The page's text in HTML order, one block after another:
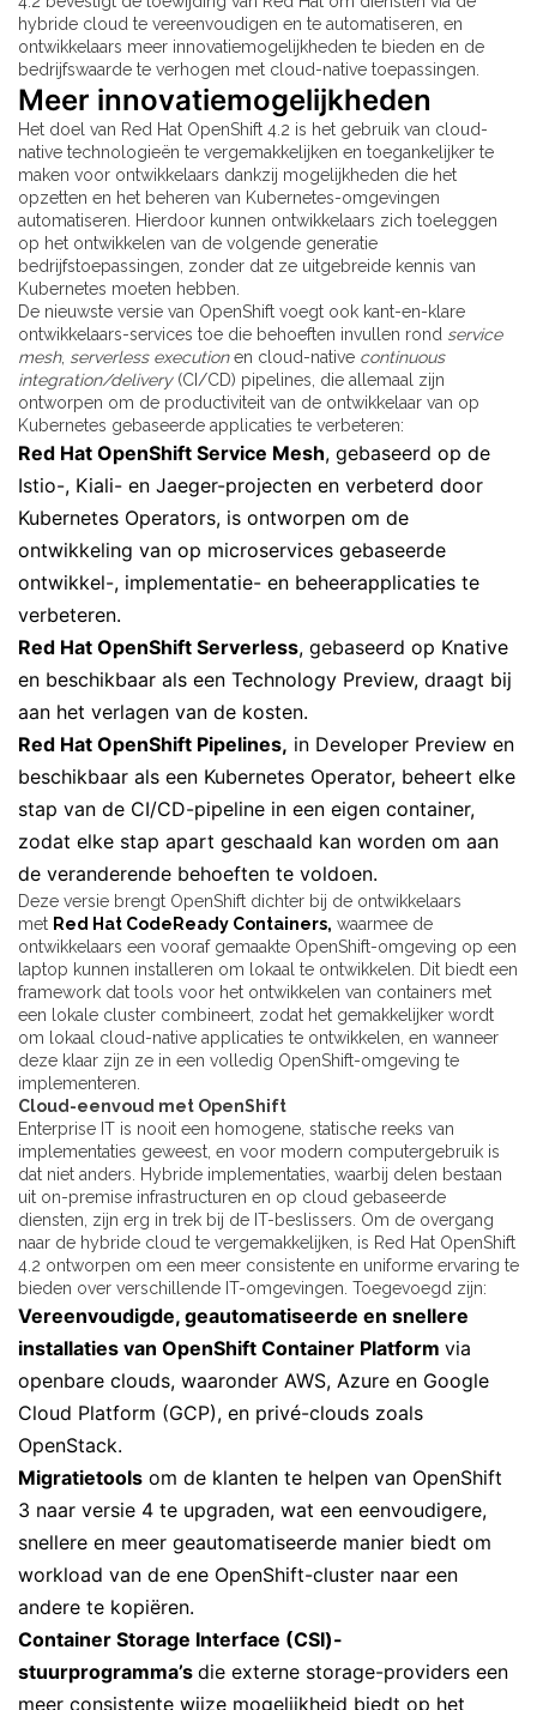
hybride cloud te vereenvoudigen en te automatiseren, en
ontwikkelaars meer innovatiemogelijkheden te bieden en de
bedrijfswaarde te verhogen met cloud-native toepassingen.
Meer innovatiemogelijkheden
Het doel van Red Hat OpenShift 4.2 is het gebruik van cloud-
native technologieën te vergemakkelijken en toegankelijker te
maken voor ontwikkelaars dankzij mogelijkheden die het
opzetten en het beheren van Kubernetes-omgevingen
automatiseren. Hierdoor kunnen ontwikkelaars zich toeleggen
op het ontwikkelen van de volgende generatie
bedrijfstoepassingen, zonder dat ze uitgebreide kennis van
Kubernetes moeten hebben.
De nieuwste versie van OpenShift voegt ook kant-en-klare
ontwikkelaars-services toe die behoeften invullen rond service
mesh, serverless executionen cloud-native continuous
integration/delivery(CI/CD) pipelines, die allemaal zijn
ontworpen om de productiviteit van de ontwikkelaar van op
Kubernetes gebaseerde applicaties te verbeteren:
Red Hat OpenShift Service Mesh, gebaseerd op de
Istio-, Kiali- en Jaeger-projecten en verbeterd door
Kubernetes Operators, is ontworpen om de
ontwikkeling van op microservices gebaseerde
ontwikkel-, implementatie- en beheerapplicaties te
verbeteren.
Red Hat OpenShift Serverless, gebaseerd op Knative
en beschikbaar als een Technology Preview, draagt bij
aan het verlagen van de kosten.
Red Hat OpenShift Pipelines, in Developer Preview en
beschikbaar als een Kubernetes Operator, beheert elke
stap van de CI/CD-pipeline in een eigen container,
zodat elke stap apart geschaald kan worden om aan
de veranderende behoeften te voldoen.
Deze versie brengt OpenShift dichter bij de ontwikkelaars
met Red Hat CodeReady Containers, waarmee de
ontwikkelaars een vooraf gemaakte OpenShift-omgeving op een
laptop kunnen installeren om lokaal te ontwikkelen. Dit biedt een
framework dat tools voor het ontwikkelen van containers met
een lokale cluster combineert, zodat het gemakkelijker wordt
om lokaal cloud-native applicaties te ontwikkelen, en wanneer
deze klaar zijn ze in een volledig OpenShift-omgeving te
implementeren.
Cloud-eenvoud met OpenShift
Enterprise IT is nooit een homogene, statische reeks van
implementaties geweest, en voor modern computergebruik is
dat niet anders. Hybride implementaties, waarbij delen bestaan
uit on-premise infrastructuren en op cloud gebaseerde
diensten, zijn erg in trek bij de IT-beslissers. Om de overgang
naar de hybride cloud te vergemakkelijken, is Red Hat OpenShift
4.2 ontworpen om een meer consistente en uniforme ervaring te
bieden over verschillende IT-omgevingen. Toegevoegd zijn:
Vereenvoudigde, geautomatiseerde en snellere
installaties van OpenShift Container Platform via
openbare clouds, waaronder AWS, Azure en Google
Cloud Platform (GCP), en privé-clouds zoals
OpenStack.
Migratietools om de klanten te helpen van OpenShift
3 naar versie 4 te upgraden, wat een eenvoudigere,
snellere en meer geautomatiseerde manier biedt om
workload van de ene OpenShift-cluster naar een
andere te kopiëren.
Container Storage Interface (CSI)-
stuurprogramma’s die externe storage-providers een
meer consistente wijze mogelijkheid biedt op het